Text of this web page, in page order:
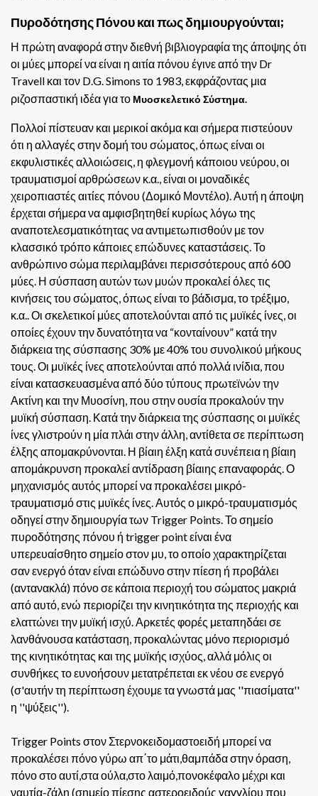
Πυροδότησης Πόνου και πως δημιουργούνται;
Η πρώτη αναφορά στην διεθνή βιβλιογραφία της άποψης ότι
οι μύες μπορεί να είναι η αιτία πόνου έγινε από την Dr
Travell και τον D.G. Simons το 1983, εκφράζοντας μια
ριζοσπαστική ιδέα για το Μυοσκελετικό Σύστημα.
Πολλοί πίστευαν και μερικοί ακόμα και σήμερα πιστεύουν
ότι η αλλαγές στην δομή του σώματος, όπως είναι οι
εκφυλιστικές αλλοιώσεις, η φλεγμονή κάποιου νεύρου, οι
τραυματισμοί αρθρώσεων κ.α., είναι οι μοναδικές
χειροπιαστές αιτίες πόνου (Δομικό Μοντέλο). Αυτή η άποψη
έρχεται σήμερα να αμφισβητηθεί κυρίως λόγω της
αναποτελεσματικότητας να αντιμετωπισθούν με τον
κλασσικό τρόπο κάποιες επώδυνες καταστάσεις.Το
ανθρώπινο σώμα περιλαμβάνει περισσότερους από 600
μύες. Η σύσπαση αυτών των μυών προκαλεί όλες τις
κινήσεις του σώματος, όπως είναι το βάδισμα, το τρέξιμο,
κ.α.. Οι σκελετικοί μύες αποτελούνται από τις μυϊκές ίνες, οι
οποίες έχουν την δυνατότητα να “κονταίνουν” κατά την
διάρκεια της σύσπασης 30% με 40% του συνολικού μήκους
τους. Οι μυϊκές ίνες αποτελούνται από πολλά ινίδια, που
είναι κατασκευασμένα από δύο τύπους πρωτεϊνών την
Ακτίνη και την Μυοσίνη, που στην ουσία προκαλούν την
μυϊκή σύσπαση. Κατά την διάρκεια της σύσπασης οι μυϊκές
ίνες γλιστρούν η μία πλάι στην άλλη, αντίθετα σε περίπτωση
έλξης απομακρύνονται. Η βίαιη έλξη κατά συνέπεια η βίαιη
απομάκρυνση προκαλεί αντίδραση βίαιης επαναφοράς. Ο
μηχανισμός αυτός μπορεί να προκαλέσει μικρό-
τραυματισμό στις μυϊκές ίνες. Αυτός ο μικρό-τραυματισμός
οδηγεί στην δημιουργία των Trigger Points.Το σημείο
πυροδότησης πόνου ή trigger point είναι ένα
υπερευαίσθητο σημείο στον μυ, το οποίο χαρακτηρίζεται
σαν ενεργό όταν είναι επώδυνο στην πίεση ή προβάλει
(αντανακλά) πόνο σε κάποια περιοχή του σώματος μακριά
από αυτό, ενώ περιορίζει την κινητικότητα της περιοχής και
ελαττώνει την μυϊκή ισχύ. Αρκετές φορές μεταπηδάει σε
λανθάνουσα κατάσταση, προκαλώντας μόνο περιορισμό
της κινητικότητας και της μυϊκής ισχύος, αλλά μόλις οι
συνθήκες το ευνοήσουν μετατρέπεται εκ νέου σε ενεργό
(σ'αυτήν τη περίπτωση έχουμε τα γνωστά μας ''πιασίματα''
η ''ψύξεις'').
Trigger Points στον Στερνοκειδομαστοειδή μπορεί να
προκαλέσει πόνο γύρω απ΄το μάτι,θαμπάδα στην όραση,
πόνο στο αυτί,στα ούλα,στο λαιμό,πονοκέφαλο μέχρι και
ναυτία-ζάλη (σημείο πίεσης αστεροειδούς γαγγλίου που